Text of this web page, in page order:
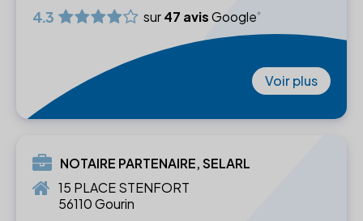
4.3 sur47 avisGoogle
Voir plus
NOTAIRE PARTENAIRE, SELARL
15 PLACE STENFORT
56110 Gourin